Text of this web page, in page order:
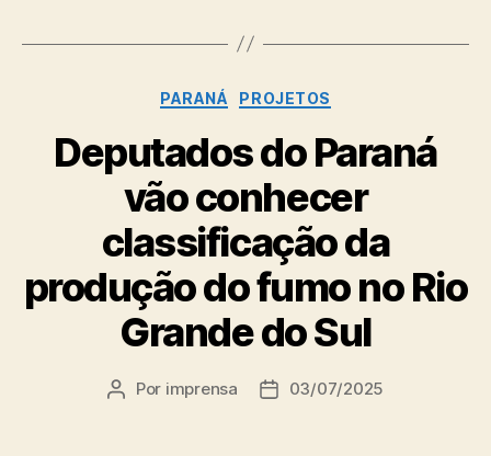
Categorias
PARANÁ PROJETOS
Deputados do Paraná
vão conhecer
classificação da
produção do fumo no Rio
Grande do Sul
Autor
Por imprensa
Data03/07/2025